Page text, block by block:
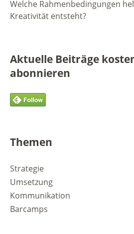
Welche Rahmenbedingungen
Kreativität entsteht?
Aktuelle Beiträge
abonnieren
Themen
Strategie
Umsetzung
Kommunikation
Barcamps